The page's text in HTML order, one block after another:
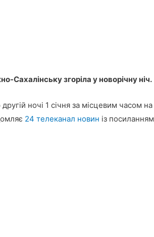
Сахалінську згоріла у новорічну ніч.
ночі 1 січня за місцевим часом на
24 телеканал новин із посиланням